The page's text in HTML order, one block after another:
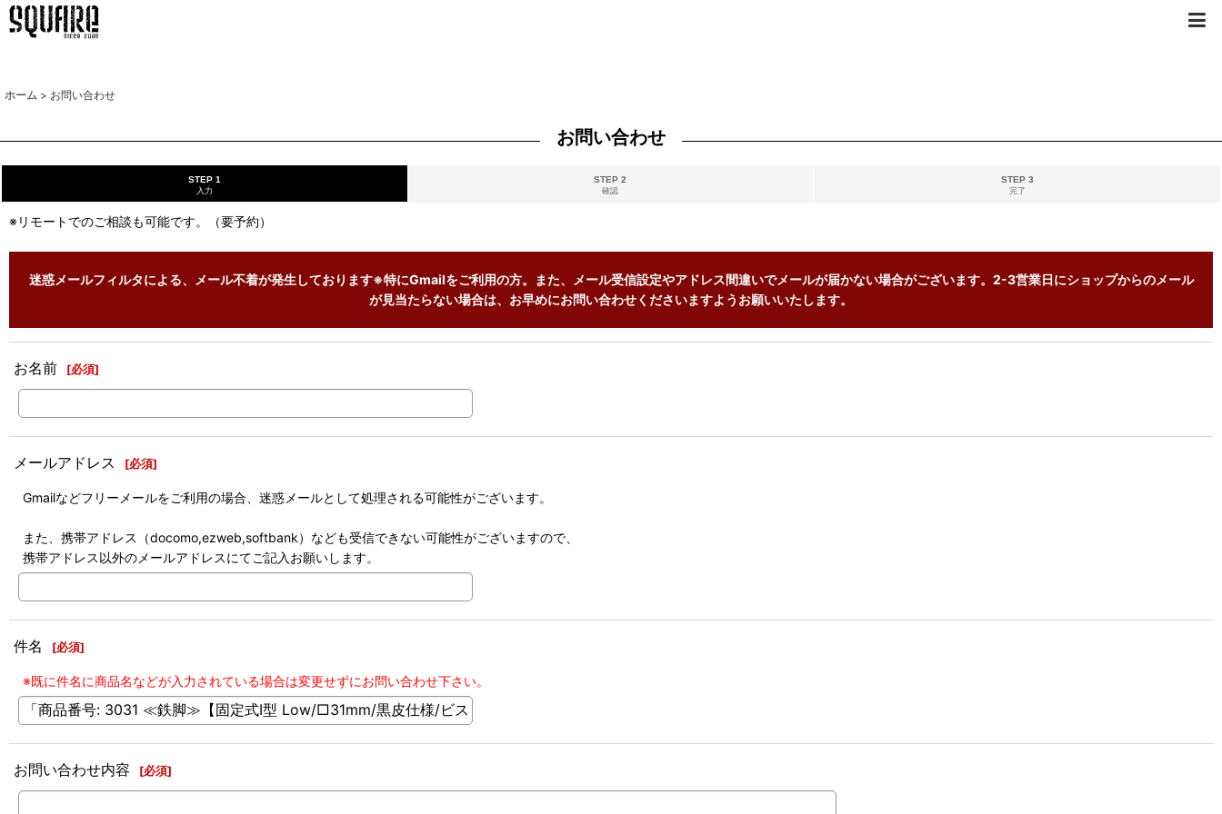
ホーム > お問い合わせ
お問い合わせ
STEP 1
入力
STEP 2
確認
STEP 3
完了
※リモートでのご相談も可能です。（要予約）
迷惑メールフィルタによる、メール不着が発生しております※特にGmailをご利用の方。また、メール受信設定やアドレス間違いでメールが届かない場合がございます。2-3営業日にショップからのメール
が見当たらない場合は、お早めにお問い合わせくださいますようお願いいたします。
お名前 [必須]
メールアドレス [必須]
Gmailなどフリーメールをご利用の場合、迷惑メールとして処理される可能性がございます。
また、携帯アドレス（docomo,ezweb,softbank）なども受信できない可能性がございますので、
携帯アドレス以外のメールアドレスにてご記入お願いします。
件名 [必須]
※既に件名に商品名などが入力されている場合は変更せずにお問い合わせ下さい。
お問い合わせ内容 [必須]